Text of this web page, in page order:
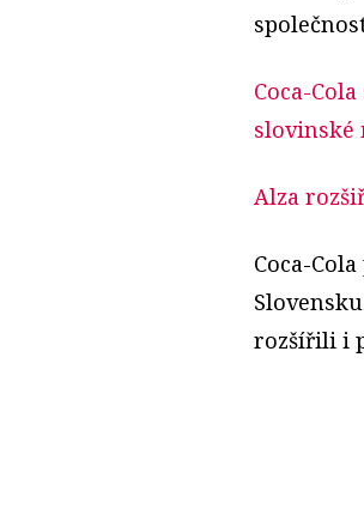
Coca-
slovinské
Alza
Coca-
rozšířili i